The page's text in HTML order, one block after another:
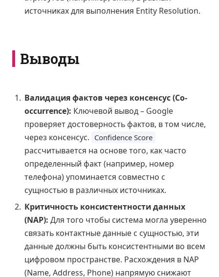
источниках для выполнения Entity Resolution.
Выводы
Валидация фактов через консенсус (Co-
occurrence): Ключевой вывод – Google
проверяет достоверность фактов, в том числе,
через консенсус. Confidence Score
рассчитывается на основе того, как часто
определенный факт (например, номер
телефона) упоминается совместно с
сущностью в различных источниках.
Критичность консистентности данных
(NAP): Для того чтобы система могла уверенно
связать контактные данные с сущностью, эти
данные должны быть консистентными во всем
цифровом пространстве. Расхождения в NAP
(Name, Address, Phone) напрямую снижают